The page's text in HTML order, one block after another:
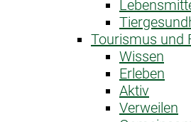
Tourismus und
Wissen
Erleben
Aktiv
Verweilen